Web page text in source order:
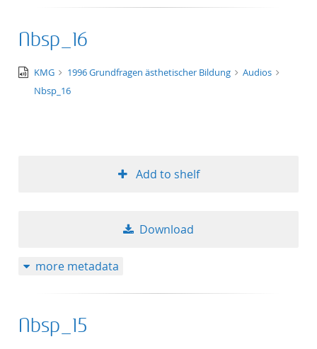
Nbsp_16
audio/x-
wav
KMG 1996 Grundfragen ästhetischer Bildung
Audios
Nbsp_16
Add to shelf
Download
more metadata
Nbsp_15